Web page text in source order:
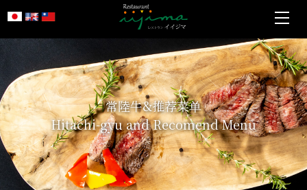
常陸牛&推荐菜单
Hitachi-gyu and Recomend Menu